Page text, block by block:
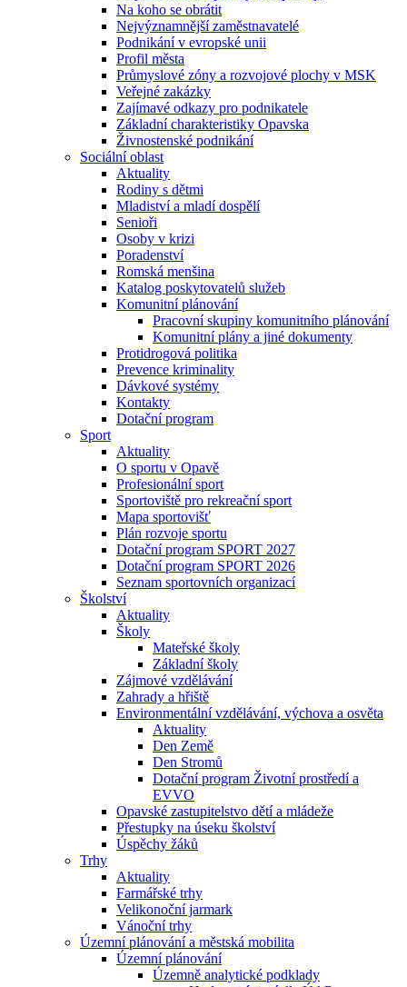
Na koho se obrátit
Nejvýznamnější zaměstnavatelé
Podnikání v evropské unii
Profil města
Průmyslové zóny a rozvojové plochy v MSK
Veřejné zakázky
Zajímavé odkazy pro podnikatele
Základní charakteristiky Opavska
Živnostenské podnikání
Sociální oblast
Aktuality
Rodiny s dětmi
Mladiství a mladí dospělí
Senioři
Osoby v krizi
Poradenství
Romská menšina
Katalog poskytovatelů služeb
Komunitní plánování
Pracovní skupiny komunitního plánování
Komunitní plány a jiné dokumenty
Protidrogová politika
Prevence kriminality
Dávkové systémy
Kontakty
Dotační program
Sport
Aktuality
O sportu v Opavě
Profesionální sport
Sportoviště pro rekreační sport
Mapa sportovišť
Plán rozvoje sportu
Dotační program SPORT 2027
Dotační program SPORT 2026
Seznam sportovních organizací
Školství
Aktuality
Školy
Mateřské školy
Základní školy
Zájmové vzdělávání
Zahrady a hřiště
Environmentální vzdělávání, výchova a osvěta
Aktuality
Den Země
Den Stromů
Dotační program Životní prostředí a
EVVO
Opavské zastupitelstvo dětí a mládeže
Přestupky na úseku školství
Úspěchy žáků
Trhy
Aktuality
Farmářské trhy
Velikonoční jarmark
Vánoční trhy
Územní plánování a městská mobilita
Územní plánování
Územně analytické podklady